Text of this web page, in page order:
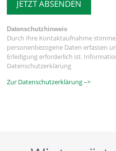
JETZT ABSENDEN
Datenschutzhinweis
Durch Ihre Kontaktaufnahme
personenbezogene Daten erfassen
Erledigung erforderlich ist.
Datenschutzerklärung
Zur Datenschutzerklärung –>